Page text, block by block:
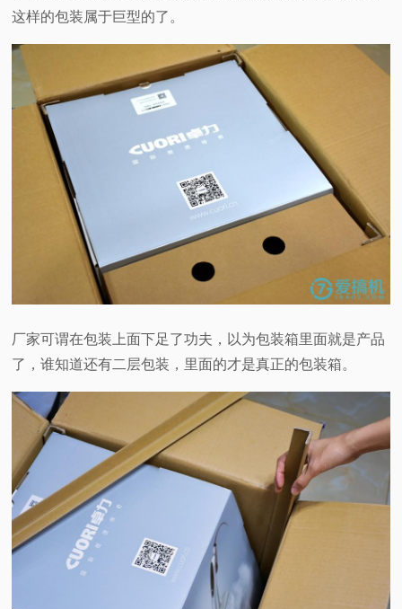
这样的包装属于巨型的了。
厂家可谓在包装上面下足了功夫，以为包装箱里面就是产品
了，谁知道还有二层包装，里面的才是真正的包装箱。